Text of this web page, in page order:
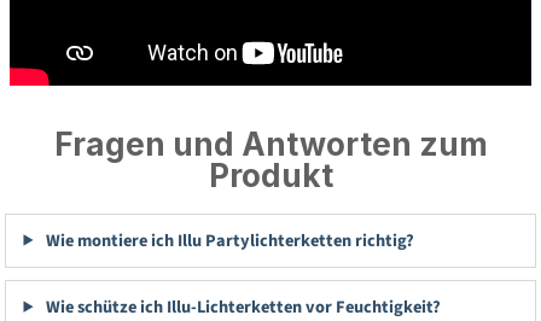
Fragen und Antworten zum
Produkt
Wie montiere ich Illu Partylichterketten richtig?
Wie schütze ich Illu-Lichterketten vor Feuchtigkeit?